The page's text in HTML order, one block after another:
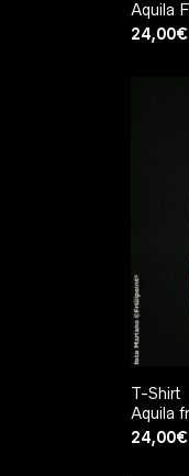
Aquila
24,00€
T-Shirt
Aquila
24,00€